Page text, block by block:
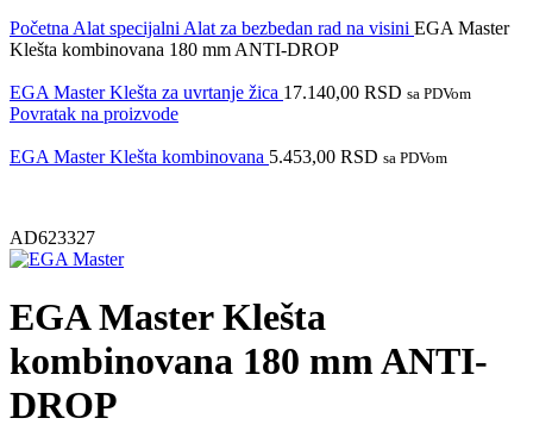
Početna Alat specijalni Alat za bezbedan rad na visini EGA Master
Klešta kombinovana 180 mm ANTI-DROP
EGA Master Klešta za uvrtanje žica 17.140,00 RSD sa PDVom
Povratak na proizvode
EGA Master Klešta kombinovana 5.453,00 RSD sa PDVom
AD623327
EGA Master Klešta
kombinovana 180 mm ANTI-
DROP